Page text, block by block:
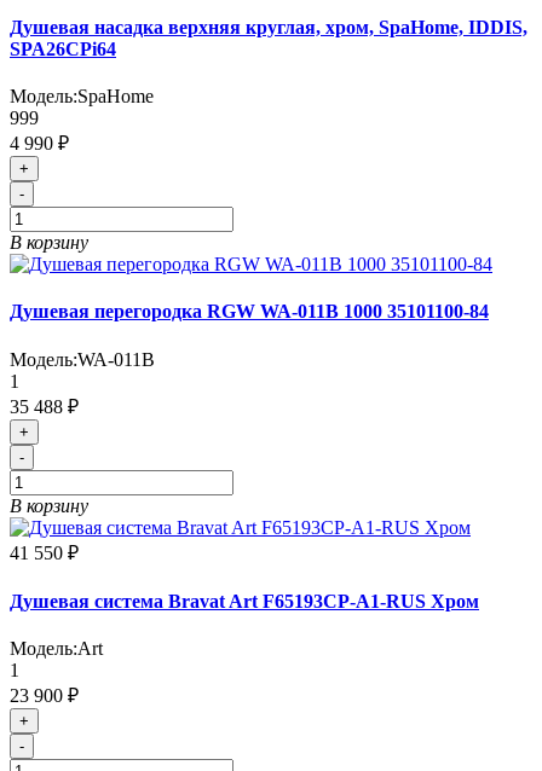
Душевая насадка верхняя круглая, хром, SpaHome, IDDIS,
SPA26CPi64
Модель:SpaHome
999
4 990 ₽
+
-
В корзину
Душевая перегородка RGW WA-011B 1000 35101100-84
Модель:WA-011B
1
35 488 ₽
+
-
В корзину
41 550 ₽
Душевая система Bravat Art F65193CP-A1-RUS Хром
Модель:Art
1
23 900 ₽
+
-